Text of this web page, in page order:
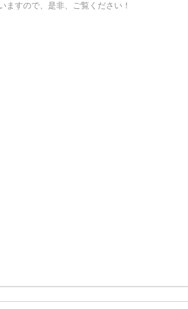
ますので、是非、ご覧ください！